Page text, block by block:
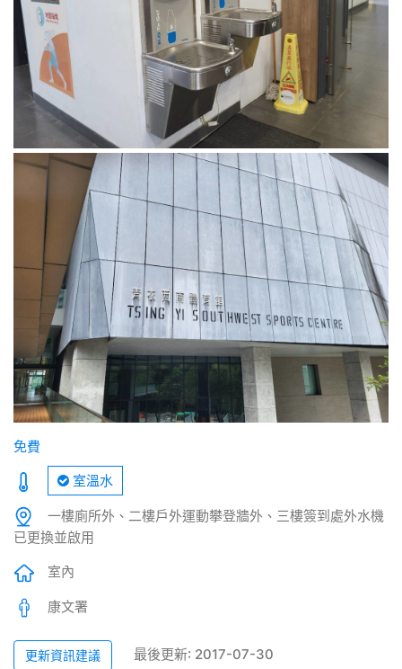
免費
室溫水
一樓廁所外、二樓戶外運動攀登牆外、三樓簽到處外水機
已更換並啟用
室內
康文署
更新資訊建議 最後更新: 2017-07-30